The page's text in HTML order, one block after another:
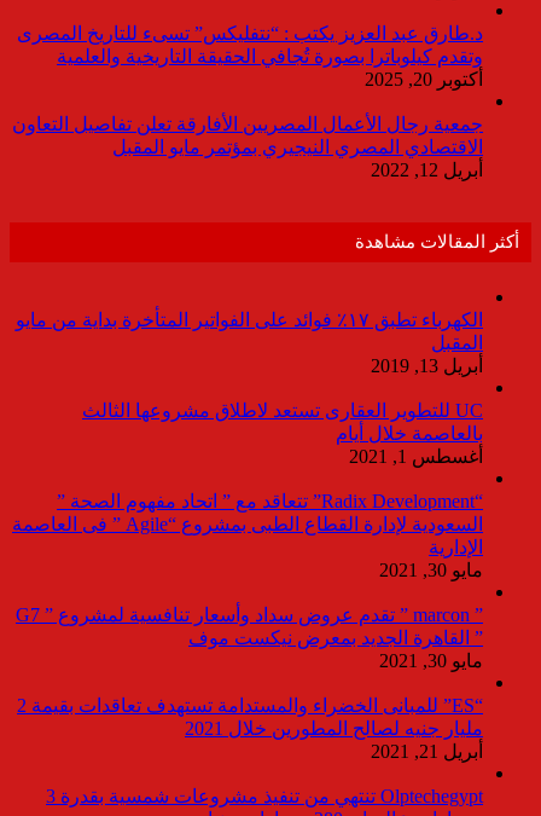
د.طارق عبد العزيز يكتب : “نتفليكس” تسىء للتاريخ المصرى
وتقدم كيلوباترا بصورة تُجافي الحقيقة التاريخية والعلمية
أكتوبر 20, 2025
جمعية رجال الأعمال المصريين الأفارقة تعلن تفاصيل التعاون
الاقتصادي المصري النيجيري بمؤتمر مايو المقبل
أبريل 12, 2022
أكثر المقالات مشاهدة
الكهرباء تطبق ١٧٪ فوائد على الفواتير المتأخرة بداية من مايو
المقبل
أبريل 13, 2019
UC للتطوير العقارى تستعد لاطلاق مشروعها الثالث
بالعاصمة خلال أيام
أغسطس 1, 2021
“Radix Development” تتعاقد مع ” اتحاد مفهوم الصحة ”
السعودية لإدارة القطاع الطبى بمشروع “Agile ” فى العاصمة
الإدارية
مايو 30, 2021
” marcon ” تقدم عروض سداد وأسعار تنافسية لمشروع ” G7
” القاهرة الجديد بمعرض نيكست موف
مايو 30, 2021
“ES” للمبانى الخضراء والمستدامة تستهدف تعاقدات بقيمة 2
مليار جنيه لصالح المطورين خلال 2021
أبريل 21, 2021
Olptechegypt تنتهي من تنفيذ مشروعات شمسية بقدرة 3